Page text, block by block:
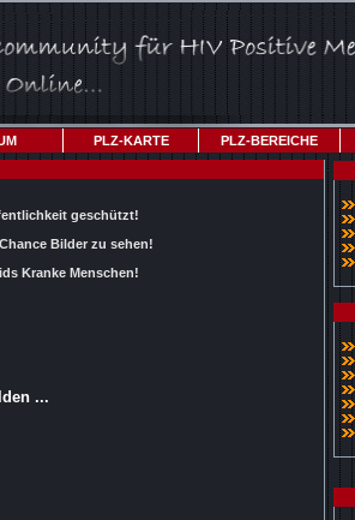
PLZ-KARTE PLZ-BEREICHE
geschützt!
Bilder zu sehen!
Kranke Menschen!
...